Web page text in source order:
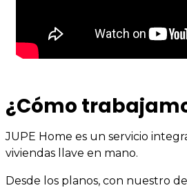
¿Cómo
JUPE Home es un servicio
viviendas llave en mano.
Desde los planos, con nuestro